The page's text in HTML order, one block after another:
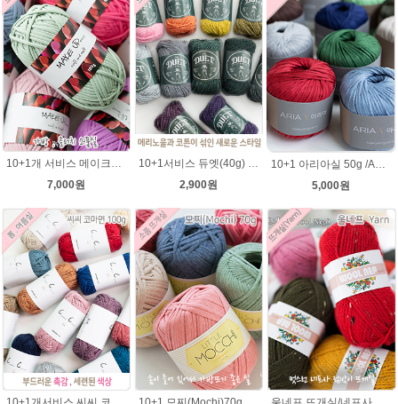
10+1개 서비스 메이크업 100g / 가방실 클러치 파우치 가방뜨기 소품실
7,000원
10+1서비스 듀엣(40g) 메리노울 혼방사 뜨개실 부드러운 유아실
2,900원
10+1 아리아실 50g /ARIA 가죽느낌실 아리아 뜨개실/가방뜨개실/모자실/여름실
5,000원